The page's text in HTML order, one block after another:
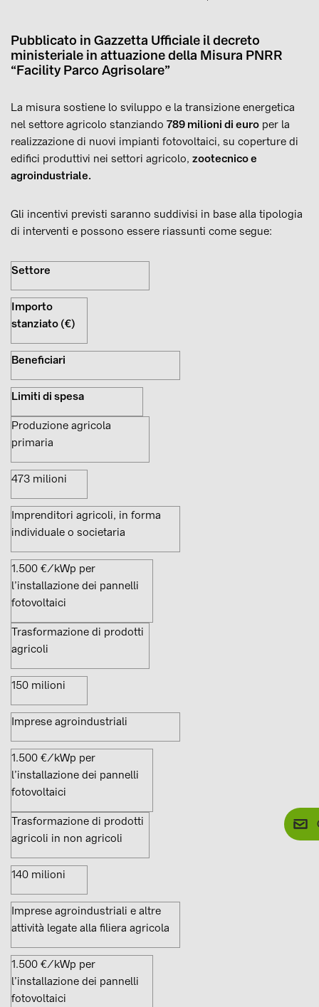
Pubblicato in Gazzetta Ufficiale il decreto
ministeriale in attuazione della Misura PNRR
“Facility Parco Agrisolare”
La misura sostiene lo sviluppo e la transizione energetica
nel settore agricolo stanziando 789 milioni di euro per la
realizzazione di nuovi impianti fotovoltaici, su coperture di
edifici produttivi nei settori agricolo, zootecnico e
agroindustriale.
Gli incentivi previsti saranno suddivisi in base alla tipologia
di interventi e possono essere riassunti come segue:
Settore
Importo
stanziato (€)
Beneficiari
Limiti di spesa
Produzione agricola
primaria
473 milioni
Imprenditori agricoli, in forma
individuale o societaria
1.500 €/kWp per
l’installazione dei pannelli
fotovoltaici
Trasformazione di prodotti
agricoli
150 milioni
Imprese agroindustriali
1.500 €/kWp per
l’installazione dei pannelli
fotovoltaici
Trasformazione di prodotti
agricoli in non agricoli
140 milioni
Imprese agroindustriali e altre
attività legate alla filiera agricola
1.500 €/kWp per
l’installazione dei pannelli
fotovoltaici